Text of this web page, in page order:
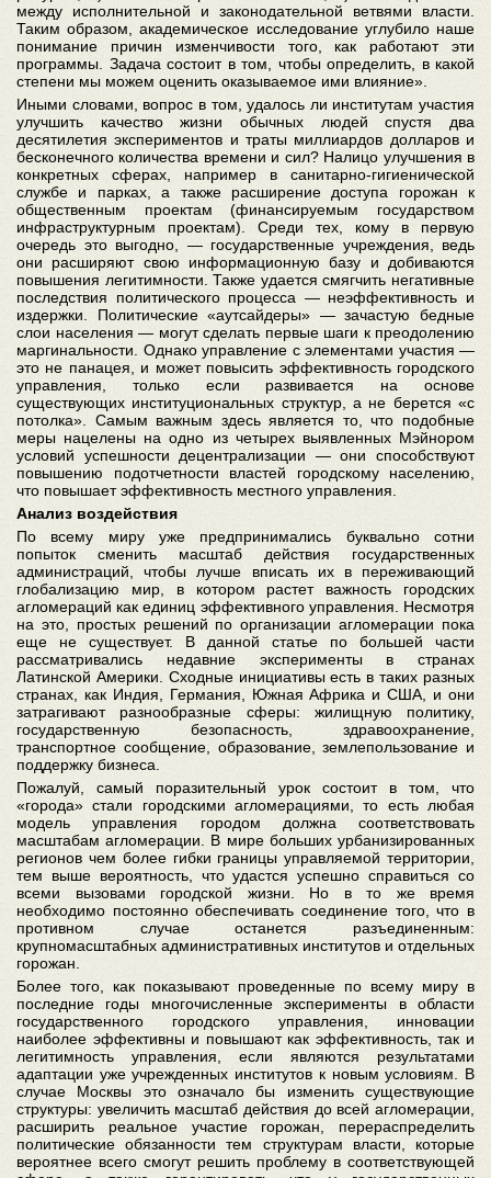
между исполнительной и законодательной ветвями власти.
Таким образом, академическое исследование углубило наше
понимание причин изменчивости того, как работают эти
программы. Задача состоит в том, чтобы определить, в какой
степени мы можем оценить оказываемое ими влияние».
Иными словами, вопрос в том, удалось ли институтам участия
улучшить качество жизни обычных людей спустя два
десятилетия экспериментов и траты миллиардов долларов и
бесконечного количества времени и сил? Налицо улучшения в
конкретных сферах, например в санитарно-гигиенической
службе и парках, а также расширение доступа горожан к
общественным проектам (финансируемым государством
инфраструктурным проектам). Среди тех, кому в первую
очередь это выгодно, — государственные учреждения, ведь
они расширяют свою информационную базу и добиваются
повышения легитимности. Также удается смягчить негативные
последствия политического процесса — неэффективность и
издержки. Политические «аутсайдеры» — зачастую бедные
слои населения — могут сделать первые шаги к преодолению
маргинальности. Однако управление с элементами участия —
это не панацея, и может повысить эффективность городского
управления, только если развивается на основе
существующих институциональных структур, а не берется «с
потолка». Самым важным здесь является то, что подобные
меры нацелены на одно из четырех выявленных Мэйнором
условий успешности децентрализации — они способствуют
повышению подотчетности властей городскому населению,
что повышает эффективность местного управления.
Анализ воздействия
По всему миру уже предпринимались буквально сотни
попыток сменить масштаб действия государственных
администраций, чтобы лучше вписать их в переживающий
глобализацию мир, в котором растет важность городских
агломераций как единиц эффективного управления. Несмотря
на это, простых решений по организации агломерации пока
еще не существует. В данной статье по большей части
рассматривались недавние эксперименты в странах
Латинской Америки. Сходные инициативы есть в таких разных
странах, как Индия, Германия, Южная Африка и США, и они
затрагивают разнообразные сферы: жилищную политику,
государственную безопасность, здравоохранение,
транспортное сообщение, образование, землепользование и
поддержку бизнеса.
Пожалуй, самый поразительный урок состоит в том, что
«города» стали городскими агломерациями, то есть любая
модель управления городом должна соответствовать
масштабам агломерации. В мире больших урбанизированных
регионов чем более гибки границы управляемой территории,
тем выше вероятность, что удастся успешно справиться со
всеми вызовами городской жизни. Но в то же время
необходимо постоянно обеспечивать соединение того, что в
противном случае останется разъединенным:
крупномасштабных административных институтов и отдельных
горожан.
Более того, как показывают проведенные по всему миру в
последние годы многочисленные эксперименты в области
государственного городского управления, инновации
наиболее эффективны и повышают как эффективность, так и
легитимность управления, если являются результатами
адаптации уже учрежденных институтов к новым условиям. В
случае Москвы это означало бы изменить существующие
структуры: увеличить масштаб действия до всей агломерации,
расширить реальное участие горожан, перераспределить
политические обязанности тем структурам власти, которые
вероятнее всего смогут решить проблему в соответствующей